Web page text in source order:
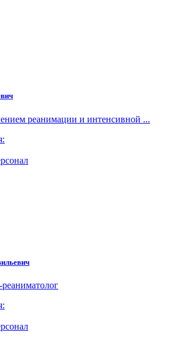
реанимации и интенсивной ...
реаниматолог